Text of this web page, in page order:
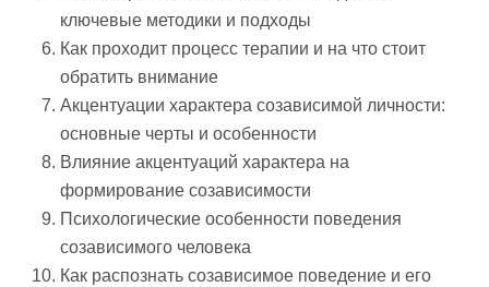
ключевые методики и подходы
Как проходит процесс терапии и на что стоит
обратить внимание
Акцентуации характера созависимой личности:
основные черты и особенности
Влияние акцентуаций характера на
формирование созависимости
Психологические особенности поведения
созависимого человека
Как распознать созависимое поведение и его